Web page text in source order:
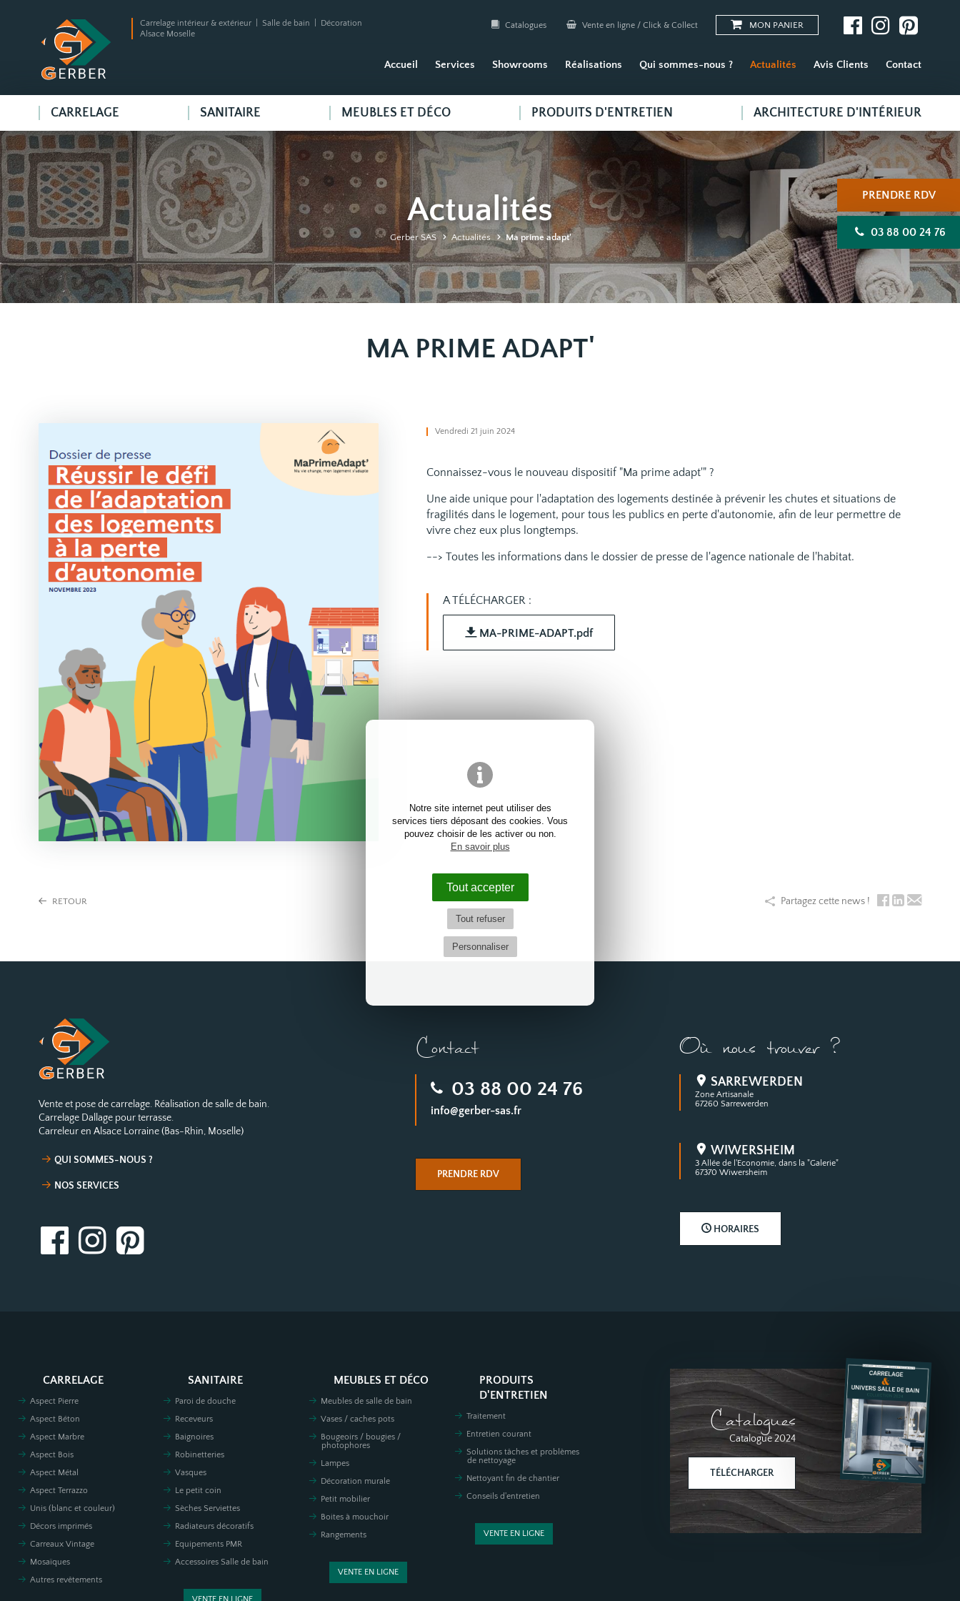
Notre site internet peut utiliser des
services tiers déposant des cookies. Vous
pouvez choisir de les activer ou non.
En savoir plus
Tout accepter
Tout refuser
Personnaliser
Carrelage intérieur & extérieur | Salle de bain | Décoration
Alsace Moselle
Catalogues Vente en ligne / Click & Collect MON PANIER
Accueil Services Showrooms Réalisations Qui sommes-nous ? Actualités Avis Clients Contact
CARRELAGE SANITAIRE MEUBLES ET DÉCO PRODUITS D'ENTRETIEN ARCHITECTURE D'INTÉRIEUR
PRENDRE RDV
03 88 00 24 76
Actualités
Gerber SAS Actualités Ma prime adapt'
MA PRIME ADAPT'
Vendredi 21 juin 2024
Connaissez-vous le nouveau dispositif "Ma prime adapt'" ?
Une aide unique pour l'adaptation des logements destinée à prévenir les chutes et situations de
fragilités dans le logement, pour tous les publics en perte d'autonomie, afin de leur permettre de
vivre chez eux plus longtemps.
--> Toutes les informations dans le dossier de presse de l'agence nationale de l'habitat.
A TÉLÉCHARGER :
MA-PRIME-ADAPT.pdf
RETOUR Partagez cette news !
Vente et pose de carrelage. Réalisation de salle de bain.
Carrelage Dallage pour terrasse.
Carreleur en Alsace Lorraine (Bas-Rhin, Moselle)
QUI SOMMES-NOUS ?
NOS SERVICES
Contact
03 88 00 24 76
info@gerber-sas.fr
PRENDRE RDV
Où nous trouver ?
SARREWERDEN
Zone Artisanale
67260 Sarrewerden
WIWERSHEIM
3 Allée de l'Economie, dans la "Galerie"
67370 Wiwersheim
HORAIRES
CARRELAGE
Aspect Pierre
Aspect Béton
Aspect Marbre
Aspect Bois
Aspect Métal
Aspect Terrazzo
Unis (blanc et couleur)
Décors imprimés
Carreaux Vintage
Mosaïques
Autres revêtements
SANITAIRE
Paroi de douche
Receveurs
Baignoires
Robinetteries
Vasques
Le petit coin
Sèches Serviettes
Radiateurs décoratifs
Equipements PMR
Accessoires Salle de bain
VENTE EN LIGNE
MEUBLES ET DÉCO
Meubles de salle de bain
Vases / caches pots
Bougeoirs / bougies /
photophores
Lampes
Décoration murale
Petit mobilier
Boites à mouchoir
Rangements
VENTE EN LIGNE
PRODUITS
D'ENTRETIEN
Traitement
Entretien courant
Solutions tâches et problèmes
de nettoyage
Nettoyant fin de chantier
Conseils d'entretien
VENTE EN LIGNE
Catalogues
Catalogue 2024
TÉLÉCHARGER